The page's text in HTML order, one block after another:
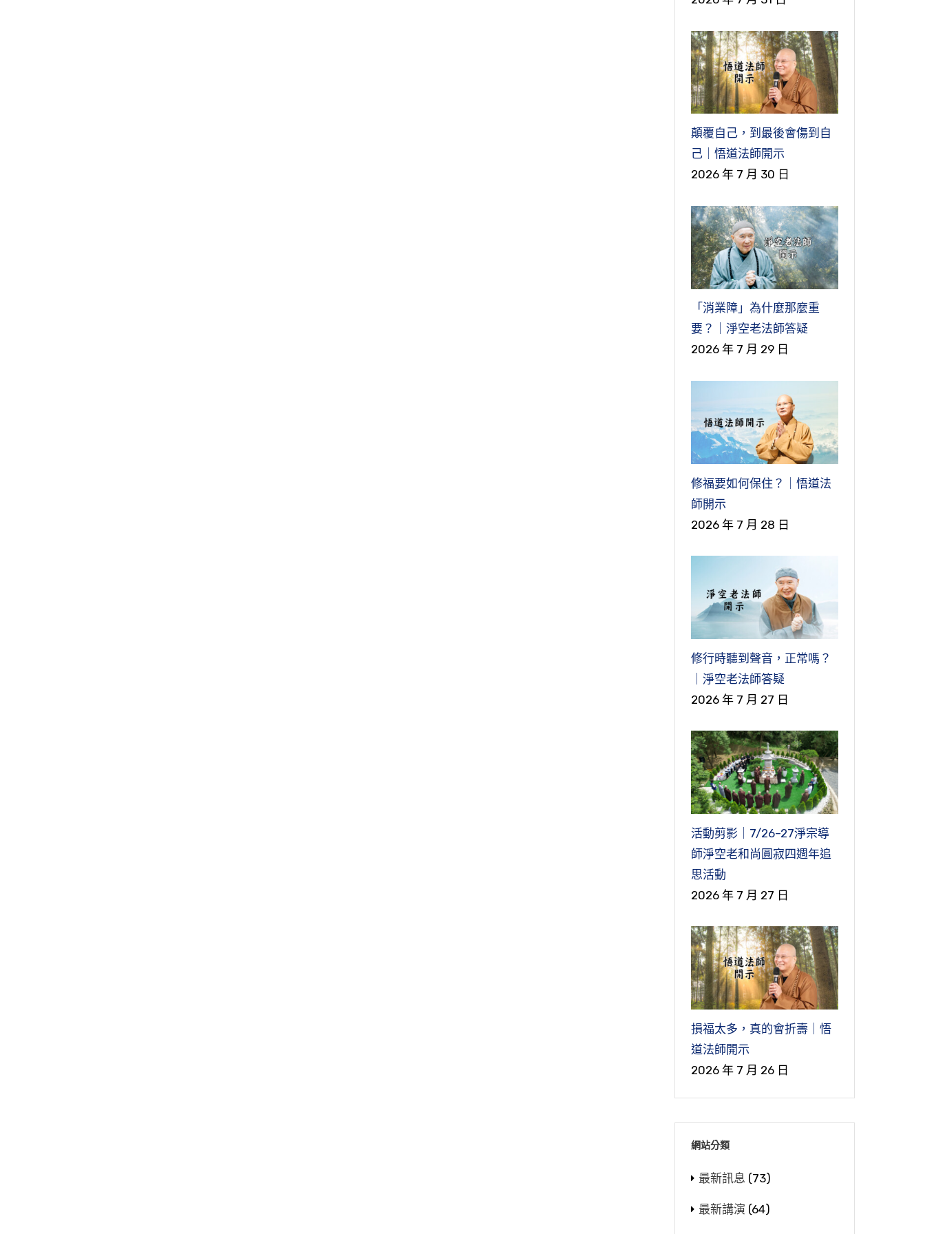
顛覆自己，到最後會傷到自
己｜悟道法師開示
2026 年 7 月 30 日
「消業障」為什麼那麼重
要？｜淨空老法師答疑
2026 年 7 月 29 日
修福要如何保住？｜悟道法
師開示
2026 年 7 月 28 日
修行時聽到聲音，正常嗎？
｜淨空老法師答疑
2026 年 7 月 27 日
活動剪影｜7/26–27淨宗導
師淨空老和尚圓寂四週年追
思活動
2026 年 7 月 27 日
損福太多，真的會折壽｜悟
道法師開示
2026 年 7 月 26 日
網站分類
最新訊息 (73)
最新講演 (64)